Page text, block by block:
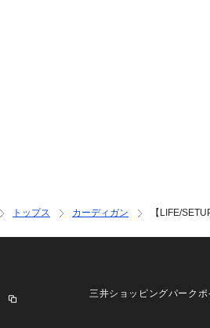
トップス カーディガン 【LIFE/
三井ショッピングパークポ